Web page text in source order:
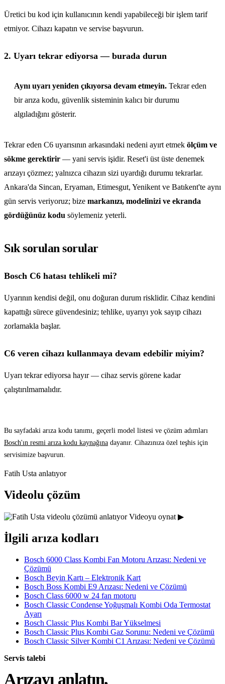
Üretici bu kod için kullanıcının kendi yapabileceği bir işlem tarif
etmiyor. Cihazı kapatın ve servise başvurun.
2. Uyarı tekrar ediyorsa — burada durun
Aynı uyarı yeniden çıkıyorsa devam etmeyin. Tekrar eden
bir arıza kodu, güvenlik sisteminin kalıcı bir durumu
algıladığını gösterir.
Tekrar eden C6 uyarısının arkasındaki nedeni ayırt etmek ölçüm ve
sökme gerektirir — yani servis işidir. Reset'i üst üste denemek
arızayı çözmez; yalnızca cihazın sizi uyardığı durumu tekrarlar.
Ankara'da Sincan, Eryaman, Etimesgut, Yenikent ve Batıkent'te aynı
gün servis veriyoruz; bize markanızı, modelinizi ve ekranda
gördüğünüz kodu söylemeniz yeterli.
Sık sorulan sorular
Bosch C6 hatası tehlikeli mi?
Uyarının kendisi değil, onu doğuran durum risklidir. Cihaz kendini
kapattığı sürece güvendesiniz; tehlike, uyarıyı yok sayıp cihazı
zorlamakla başlar.
C6 veren cihazı kullanmaya devam edebilir miyim?
Uyarı tekrar ediyorsa hayır — cihaz servis görene kadar
çalıştırılmamalıdır.
Bu sayfadaki arıza kodu tanımı, geçerli model listesi ve çözüm adımları
Bosch'ın resmi arıza kodu kaynağına dayanır. Cihazınıza özel teşhis için
servisimize başvurun.
Fatih Usta anlatıyor
Videolu çözüm
Videoyu oynat ▶
İlgili arıza kodları
Bosch 6000 Class Kombi Fan Motoru Arızası: Nedeni ve
Çözümü
Bosch Beyin Kartı – Elektronik Kart
Bosch Boss Kombi E9 Arızası: Nedeni ve Çözümü
Bosch Class 6000 w 24 fan motoru
Bosch Classic Condense Yoğuşmalı Kombi Oda Termostat
Ayarı
Bosch Classic Plus Kombi Bar Yükselmesi
Bosch Classic Plus Kombi Gaz Sorunu: Nedeni ve Çözümü
Bosch Classic Silver Kombi C1 Arızası: Nedeni ve Çözümü
Servis talebi
Arızayı anlatın,